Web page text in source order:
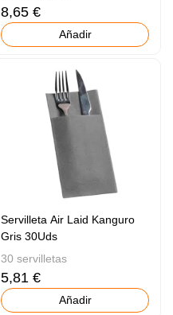
8,65 €
Añadir
Servilleta Air Laid Kanguro
Gris 30Uds
30 servilletas
5,81 €
Añadir